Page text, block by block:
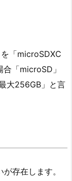
「microSDXC
「microSD」
大256GB」と言
存在します。